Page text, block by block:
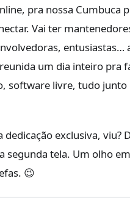
pra nossa Cumbuca
Vai ter
entusiastas…
um dia inteiro pra
software livre, tudo junto
dedicação exclusiva, viu?
segunda tela. Um olho
😉